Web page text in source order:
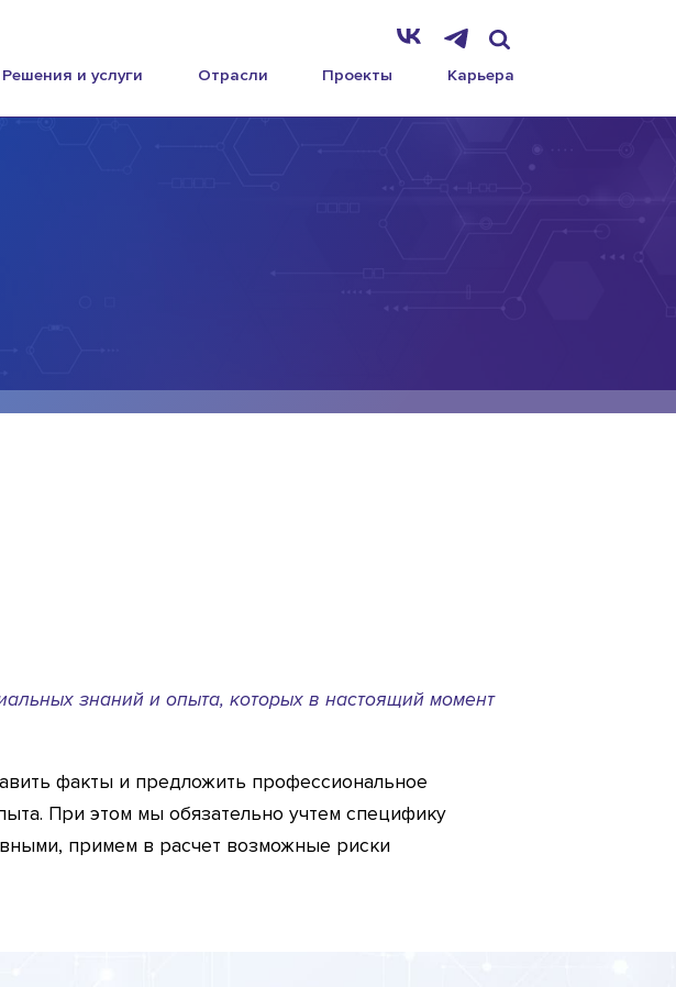
Решения и услуги Отрасли Проекты Карьера
знаний и опыта, которых в настоящий момент
факты и предложить профессиональное
При этом мы обязательно учтем специфику
примем в расчет возможные риски